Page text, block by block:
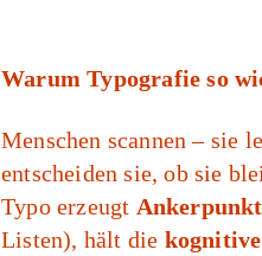
Warum Typografie so
Menschen scannen – sie
entscheiden sie, ob sie
Typo erzeugt
Listen), hält die